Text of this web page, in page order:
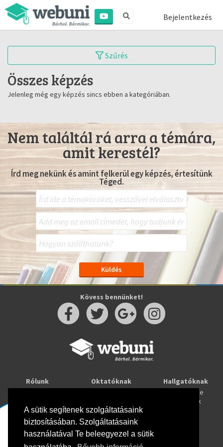
A sütik segítenek szolgáltatásaink
biztosításában. Szolgáltatásaink
használatával Te beleegyezel a sütik
Bejelentkezés
Szűrés
Összes képzés
Jelenleg még egy képzés sincs ebben a kategóriában.
Nem találtál rá arra a témára,
amit kerestél?
Írd meg nekünk és amint felkerül egy képzés, értesítünk
Téged.
Kövess bennünket!
Rólunk
Oktatóknak
Webuni Stúdió
Hallgatóknak
Tanulj online
Képzések
Info
Adatkezelési tájékoztató
ÁSZF